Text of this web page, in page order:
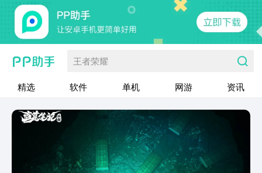
王者荣耀
精选 软件 单机 网游 资讯